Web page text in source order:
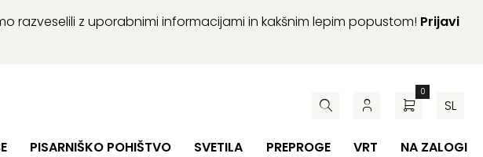
razveselili z uporabnimi informacijami in kakšnim lepim popustom! Prijavi
0
SL
PISARNIŠKO POHIŠTVO SVETILA PREPROGE VRT NA ZALOGI